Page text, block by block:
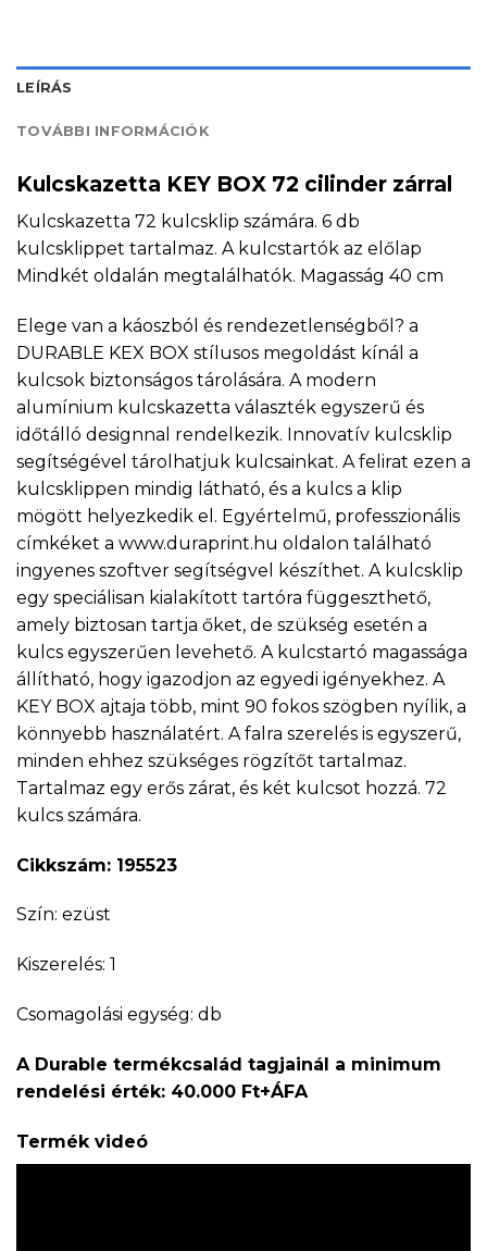
LEÍRÁS
TOVÁBBI INFORMÁCIÓK
Kulcskazetta KEY BOX 72 cilinder zárral
Kulcskazetta 72 kulcsklip számára. 6 db
kulcsklippet tartalmaz. A kulcstartók az előlap
Mindkét oldalán megtalálhatók. Magasság 40 cm
Elege van a káoszból és rendezetlenségből? a
DURABLE KEX BOX stílusos megoldást kínál a
kulcsok biztonságos tárolására. A modern
alumínium kulcskazetta választék egyszerű és
időtálló designnal rendelkezik. Innovatív kulcsklip
segítségével tárolhatjuk kulcsainkat. A felirat ezen a
kulcsklippen mindig látható, és a kulcs a klip
mögött helyezkedik el. Egyértelmű, professzionális
címkéket a www.duraprint.hu oldalon található
ingyenes szoftver segítségvel készíthet. A kulcsklip
egy speciálisan kialakított tartóra függeszthető,
amely biztosan tartja őket, de szükség esetén a
kulcs egyszerűen levehető. A kulcstartó magassága
állítható, hogy igazodjon az egyedi igényekhez. A
KEY BOX ajtaja több, mint 90 fokos szögben nyílik, a
könnyebb használatért. A falra szerelés is egyszerű,
minden ehhez szükséges rögzítőt tartalmaz.
Tartalmaz egy erős zárat, és két kulcsot hozzá. 72
kulcs számára.
Cikkszám: 195523
Szín: ezüst
Kiszerelés: 1
Csomagolási egység: db
A Durable termékcsalád tagjainál a minimum
rendelési érték: 40.000 Ft+ÁFA
Termék videó